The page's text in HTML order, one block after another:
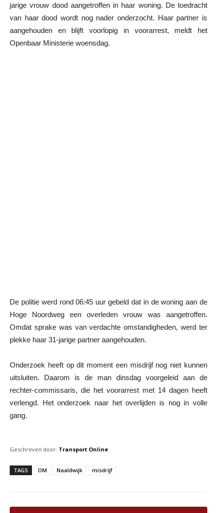
jarige vrouw dood aangetroffen in haar woning. De toedracht
van haar dood wordt nog nader onderzocht. Haar partner is
aangehouden en blijft voorlopig in voorarrest, meldt het
Openbaar Ministerie woensdag.
De politie werd rond 06:45 uur gebeld dat in de woning aan de
Hoge Noordweg een overleden vrouw was aangetroffen.
Omdat sprake was van verdachte omstandigheden, werd ter
plekke haar 31-jarige partner aangehouden.
Onderzoek heeft op dit moment een misdrijf nog niet kunnen
uitsluiten. Daarom is de man dinsdag voorgeleid aan de
rechter-commissaris, die het voorarrest met 14 dagen heeft
verlengd. Het onderzoek naar het overlijden is nog in volle
gang.
Geschreven door: Transport Online
TAGS OM Naaldwijk misdrijf